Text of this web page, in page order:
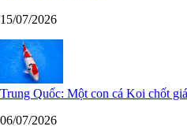
15/07/2026
Trung Quốc: Một con cá Koi chốt
06/07/2026